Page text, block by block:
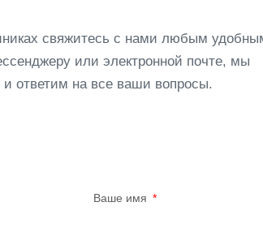
свяжитесь с нами любым
или электронной почте, мы
и ответим на все ваши вопросы.
Ваше имя